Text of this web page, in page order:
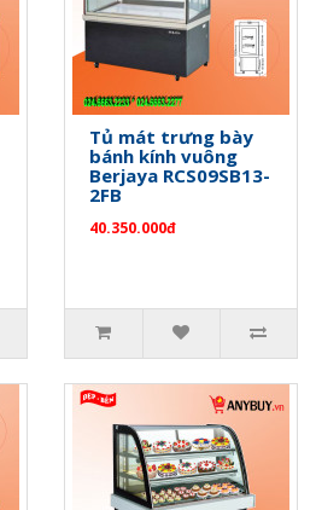
Tủ mát trưng bày
bánh kính vuông
Berjaya RCS09SB13-
2FB
40.350.000đ